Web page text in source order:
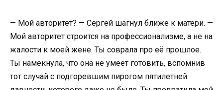
— Мой авторитет? — Сергей шагнул ближе к матери. —
Мой авторитет строится на профессионализме, а не на
жалости к моей жене. Ты соврала про её прошлое.
Ты намекнула, что она не умеет готовить, вспомнив
тот случай с подгоревшим пирогом пятилетней